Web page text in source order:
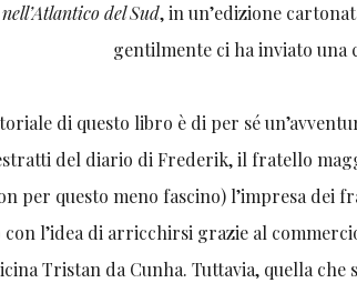
del Sud, in un’edizione
gentilmente ci ha inviato una
di questo libro è di per sé
del diario di Frederik, il fratello
per questo meno fascino) l’impresa dei
l’idea di arricchirsi grazie al
Tristan da Cunha. Tuttavia, quella